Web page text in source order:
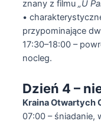
znany z filmu „U
•
przypominające
17:30–18:00 –
nocleg.
Dzień 4 –
Kraina Otwartych
07:00 – śniadanie,